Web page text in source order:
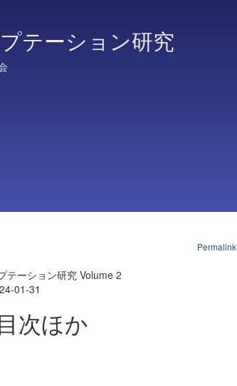
テーション研究
Permalink
テーション研究 Volume 2
01-31
次ほか